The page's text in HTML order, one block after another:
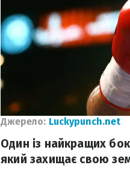
Джерело: Luckypunch.net
Один із найкращих
який захищає свою